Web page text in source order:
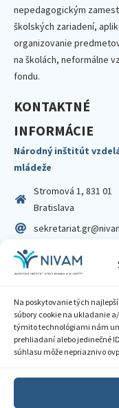
Na poskytovanie tých
súbory cookie na ukladanie
týmito technológiami nám
prehliadaní alebo jedinečné
súhlasu môže nepriaznivo
nepedagogickým
školských zariadení,
organizovanie
na školách, neformálne
fondu.
KONTAKTNÉ
INFORMÁCIE
Národný inštitút
mládeže
Stromová 1, 831 01
Bratislava
IČO: 00164348
DIČ: 2020798714